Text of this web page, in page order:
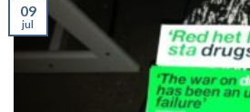
09
jul